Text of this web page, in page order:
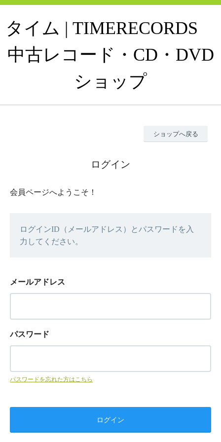
タイム | TIMERECORDS
中古レコード・CD・DVD
ショップ
ショップへ戻る
ログイン
会員ページへようこそ！
ログインID（メールアドレス）とパスワードを入
力してください。
メールアドレス
パスワード
パスワードを忘れた方はこちら